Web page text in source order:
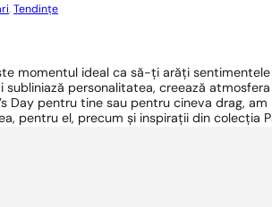
, Tendințe
momentul ideal ca să-ți arăți
personalitatea, creează
Day pentru tine sau pentru cineva drag,
pentru el, precum și inspirații din colecția